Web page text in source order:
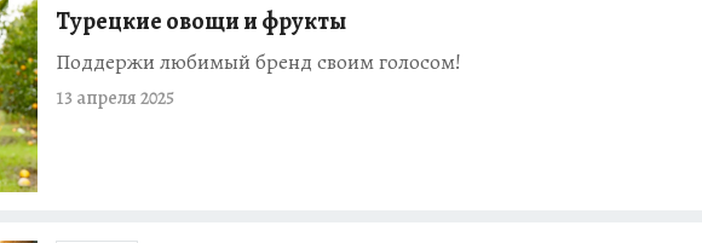
Турецкие овощи и фрукты
Поддержи любимый бренд своим голосом!
13 апреля 2025